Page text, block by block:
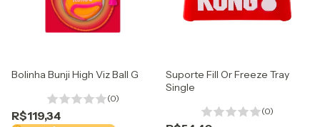
Bolinha Bunji High Viz Ball G
(0)
R$119,34
Suporte Fill Or Freeze Tray
Single
(0)